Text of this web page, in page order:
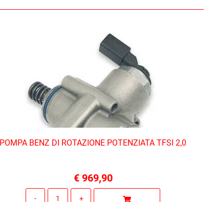
POMPA BENZ DI ROTAZIONE POTENZIATA TFSI 2,0
€ 969,90